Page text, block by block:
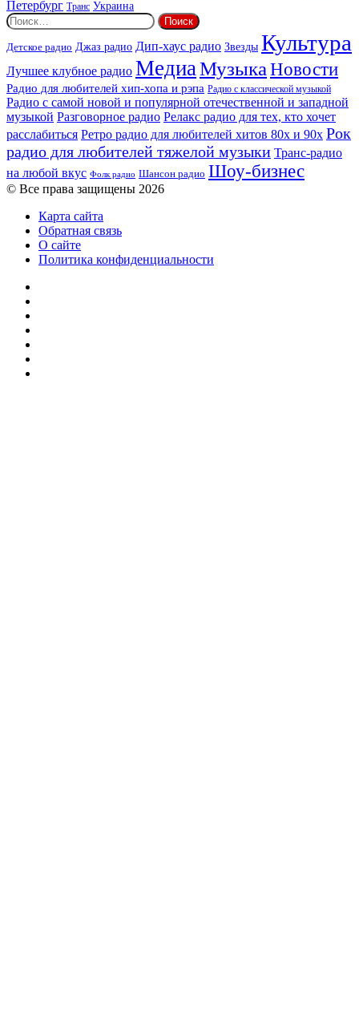
Петербург Транс Украина
Найти:
Детское радио Джаз радио Дип-хаус радио Звезды Культура
Лучшее клубное радио МедиаМузыкаНовости
Радио для любителей хип-хопа и рэпа Радио с классической музыкой
Радио с самой новой и популярной отечественной и западной
музыкой Разговорное радио Релакс радио для тех, кто хочет
расслабиться Ретро радио для любителей хитов 80х и 90х Рок
радио для любителей тяжелой музыки Транс-радио
на любой вкус Фолк радио Шансон радио Шоу-бизнес
© Все права защищены 2026
Карта сайта
Обратная связь
О сайте
Политика конфиденциальности